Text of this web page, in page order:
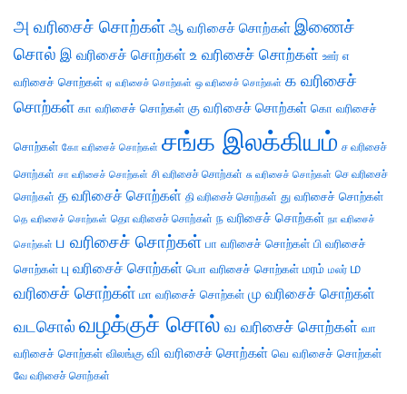
அ வரிசைச் சொற்கள் ஆ வரிசைச் சொற்கள் இணைச்
சொல் இ வரிசைச் சொற்கள் உ வரிசைச் சொற்கள் ஊர் எ
வரிசைச் சொற்கள் ஏ வரிசைச் சொற்கள் ஒ வரிசைச் சொற்கள் க வரிசைச்
சொற்கள் கா வரிசைச் சொற்கள் கு வரிசைச் சொற்கள் கொ வரிசைச்
சொற்கள் கோ வரிசைச் சொற்கள் சங்க இலக்கியம் ச வரிசைச்
சொற்கள் சா வரிசைச் சொற்கள் சி வரிசைச் சொற்கள் சு வரிசைச் சொற்கள் செ வரிசைச்
சொற்கள் த வரிசைச் சொற்கள் தி வரிசைச் சொற்கள் து வரிசைச் சொற்கள்
தெ வரிசைச் சொற்கள் தொ வரிசைச் சொற்கள் ந வரிசைச் சொற்கள் நா வரிசைச்
சொற்கள் ப வரிசைச் சொற்கள் பா வரிசைச் சொற்கள் பி வரிசைச்
சொற்கள் பு வரிசைச் சொற்கள் பொ வரிசைச் சொற்கள் மரம் மலர் ம
வரிசைச் சொற்கள் மா வரிசைச் சொற்கள் மு வரிசைச் சொற்கள்
வடசொல் வழக்குச் சொல் வ வரிசைச் சொற்கள் வா
வரிசைச் சொற்கள் விலங்கு வி வரிசைச் சொற்கள் வெ வரிசைச் சொற்கள்
வே வரிசைச் சொற்கள்